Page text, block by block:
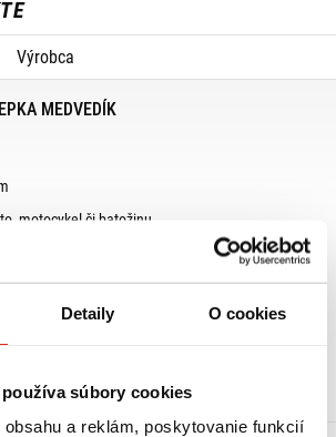
Detaily O cookies
súbory cookies
obsahu a reklám, poskytovanie funkcií
Výrobca
MEDVEDÍK
motocykel či batožinu
PÁČIŤ